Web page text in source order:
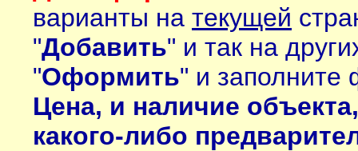
варианты на текущей
"Добавить" и так на
"Оформить" и заполните
Цена, и наличие
какого-либо